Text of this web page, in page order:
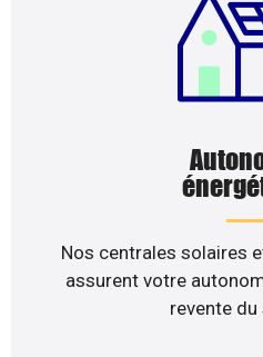
Nos centrales solaires
assurent votre
revente du